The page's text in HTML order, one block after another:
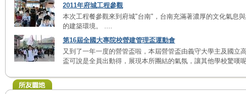
2011年府城工程參觀
本次工程餐參觀來到府城"台南"，台南充滿著濃厚的文化氣息
的建築環境。 ....
第16屆全國大專院校營建管理盃運動會
又到了一年一度的營管盃啦，本屆營管盃由義守大學主及國立
盃可說是全員出動得，展現本所團結的氣氛，讓其他學校驚嘆